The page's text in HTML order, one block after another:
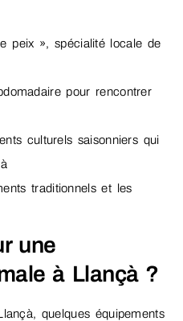
peix », spécialité locale de
pour rencontrer
culturels saisonniers qui
traditionnels et les
une
à Llançà ?
quelques équipements